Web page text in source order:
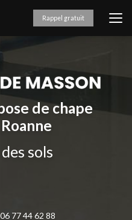
Rappel gratuit
de chape
sols
06 77 44 62 88